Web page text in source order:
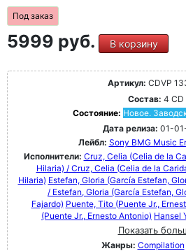
Под заказ
5999 руб. В корзину
Артикул: CDVP
Состав: 4 CD
Состояние: Новое.
Дата релиза: 01-
Лейбл: Sony BMG Music
Исполнители: Cruz, Celia (Celia de la
Hilaria) / Cruz, Celia (Celia de la
Hilaria) Estefan, Gloria (García Estefan,
/ Estefan, Gloria (García Estefan,
Fajardo) Puente, Tito (Puente Jr.,
(Puente Jr., Ernesto Antonio) Hansel
Показать
Жанры: Compilation